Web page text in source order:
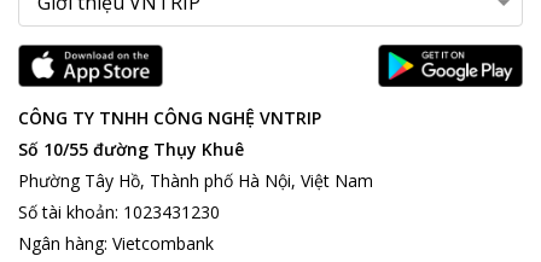
CÔNG TY TNHH CÔNG NGHỆ VNTRIP
Số 10/55 đường Thụy Khuê
Phường Tây Hồ, Thành phố Hà Nội, Việt Nam
Số tài khoản: 1023431230
Ngân hàng: Vietcombank